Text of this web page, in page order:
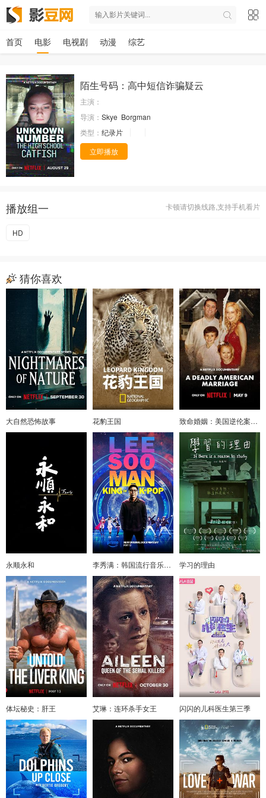
首页 电影 电视剧 动漫 综艺
陌生号码：高中短信诈骗疑云
主演：
导演： Skye Borgman
类型： 纪录片
立即播放
卡顿请切换线路,支持手机看片
播放组一
HD
猜你喜欢
大自然恐怖故事 花豹王国 致命婚姻：美国逆伦案之谜
永顺永和 李秀满：韩国流行音乐之王 学习的理由
体坛秘史：肝王 艾琳：连环杀手女王 闪闪的儿科医生第三季